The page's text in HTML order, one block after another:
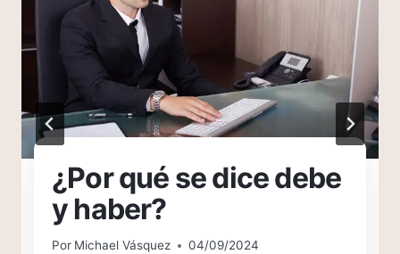
¿Por qué se dice debe
y haber?
Por Michael Vásquez 04/09/2024